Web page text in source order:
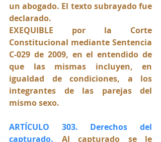
un abogado. El texto subrayado fue
declarado.
EXEQUIBLE por la Corte
Constitucional mediante Sentencia
C-029 de 2009, en el entendido de
que las mismas incluyen, en
igualdad de condiciones, a los
integrantes de las parejas del
mismo sexo.
ARTÍCULO 303. Derechos del
capturado. Al capturado se le